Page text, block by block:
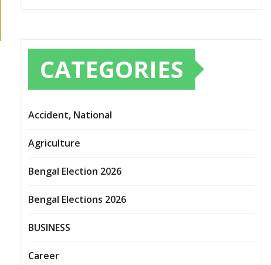
CATEGORIES
Accident, National
Agriculture
Bengal Election 2026
Bengal Elections 2026
BUSINESS
Career